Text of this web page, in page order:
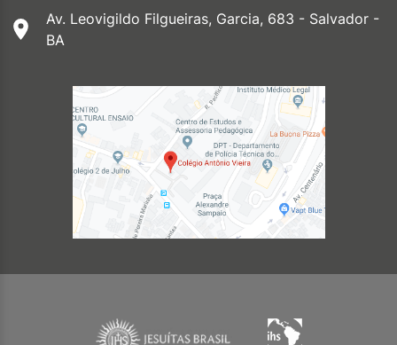
Av. Leovigildo Filgueiras, Garcia, 683 - Salvador -
BA